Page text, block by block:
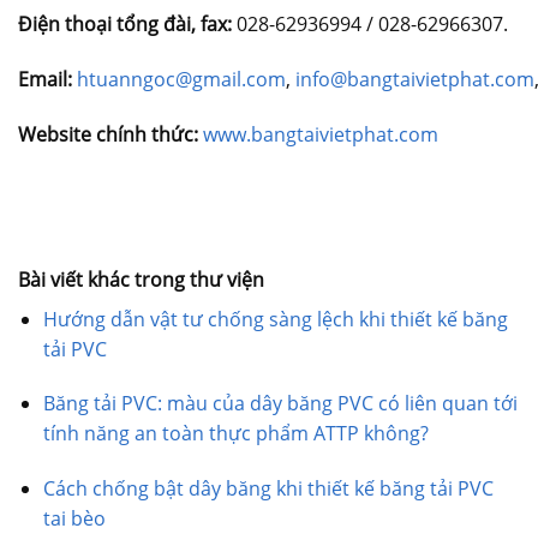
Điện thoại tổng đài, fax:028-62936994 / 028-62966307.
Email: htuanngoc@gmail.com, info@bangtaivietphat.com
Website chính thức:www.bangtaivietphat.com
Bài viết khác trong thư viện
Hướng dẫn vật tư chống sàng lệch khi thiết kế băng
tải PVC
Băng tải PVC: màu của dây băng PVC có liên quan tới
tính năng an toàn thực phẩm ATTP không?
Cách chống bật dây băng khi thiết kế băng tải PVC
tai bèo